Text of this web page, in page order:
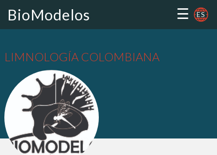
BioModelos ☰ ES
LIMNOLOGÍA COLOMBIANA